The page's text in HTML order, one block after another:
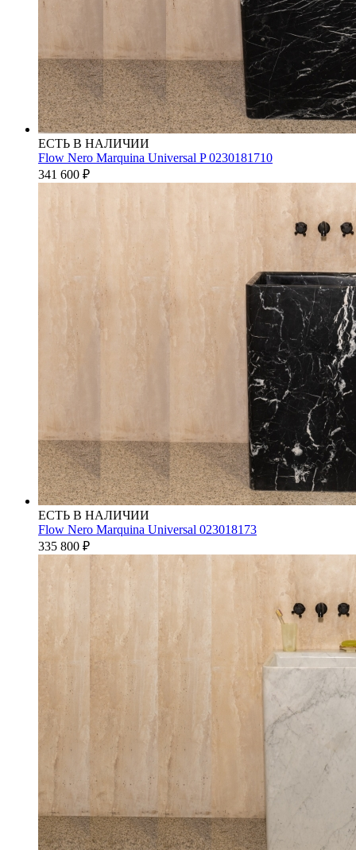
ЕСТЬ В НАЛИЧИИ
Flow Nero Marquina Universal P 0230181710
341 600 ₽
ЕСТЬ В НАЛИЧИИ
Flow Nero Marquina Universal 023018173
335 800 ₽